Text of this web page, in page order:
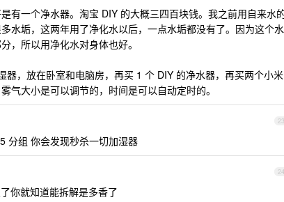
有一个净水器。淘宝 DIY 的大概三四百块钱。我之前用自来水
水垢，这两年用了净化水以后，一点水垢都没有了。因为这个水
，所以用净化水对身体也好。
，放在卧室和电脑房，再买 1 个 DIY 的净水器，再买两个小米
气大小是可以调节的，时间是可以自动定时的。
23
分组 你会发现秒杀一切加湿器
24
你就知道能拆解是多香了